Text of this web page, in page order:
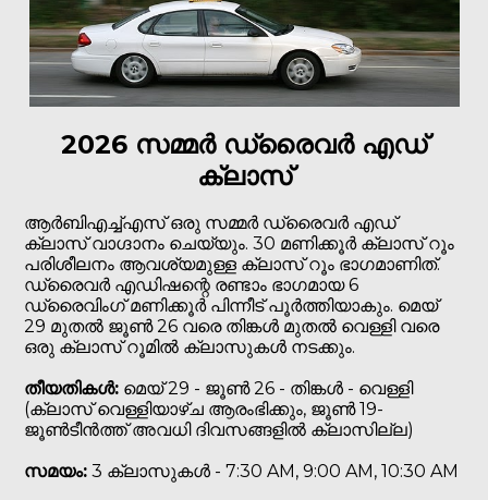
2026 സമ്മർ ഡ്രൈവർ എഡ്
ക്ലാസ്
ആർ‌ബി‌എച്ച്‌എസ് ഒരു സമ്മർ ഡ്രൈവർ എഡ്
ക്ലാസ് വാഗ്ദാനം ചെയ്യും. 30 മണിക്കൂർ ക്ലാസ് റൂം
പരിശീലനം ആവശ്യമുള്ള ക്ലാസ് റൂം ഭാഗമാണിത്.
ഡ്രൈവർ എഡിഷന്റെ രണ്ടാം ഭാഗമായ 6
ഡ്രൈവിംഗ് മണിക്കൂർ പിന്നീട് പൂർത്തിയാകും. മെയ്
29 മുതൽ ജൂൺ 26 വരെ തിങ്കൾ മുതൽ വെള്ളി വരെ
ഒരു ക്ലാസ് റൂമിൽ ക്ലാസുകൾ നടക്കും.
തീയതികൾ: മെയ് 29 - ജൂൺ 26 - തിങ്കൾ - വെള്ളി
(ക്ലാസ് വെള്ളിയാഴ്ച ആരംഭിക്കും, ജൂൺ 19-
ജൂൺടീൻത്ത് അവധി ദിവസങ്ങളിൽ ക്ലാസില്ല)
സമയം: 3 ക്ലാസുകൾ - 7:30 AM, 9:00 AM, 10:30 AM